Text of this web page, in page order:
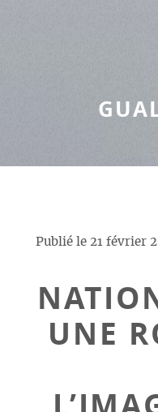
Publié le 21 février
UNE